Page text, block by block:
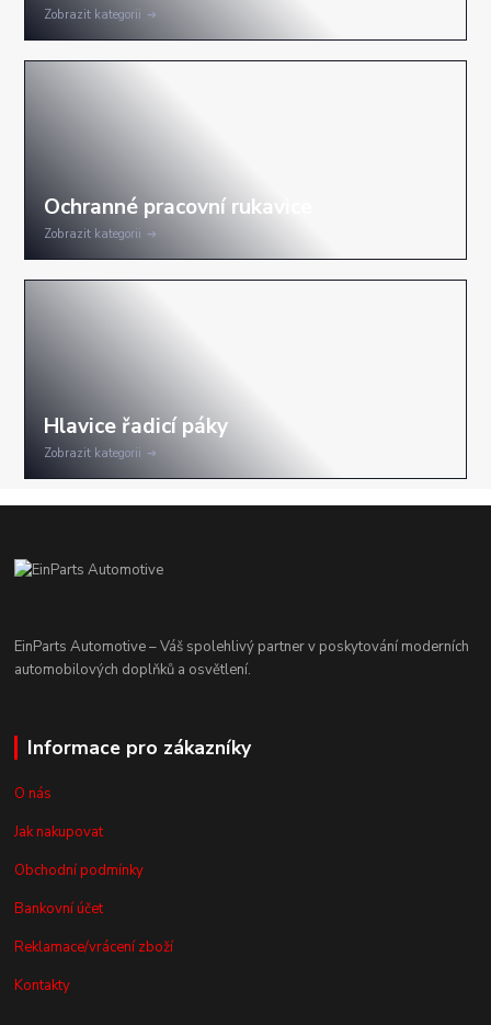
Zobrazit kategorii
Zobrazit kategorii
Zobrazit kategorii
EinParts Automotive – Váš spolehlivý partner v poskytování moderních
automobilových doplňků a osvětlení.
Informace pro zákazníky
O nás
Jak nakupovat
Obchodní podmínky
Bankovní účet
Reklamace/vrácení zboží
Kontakty